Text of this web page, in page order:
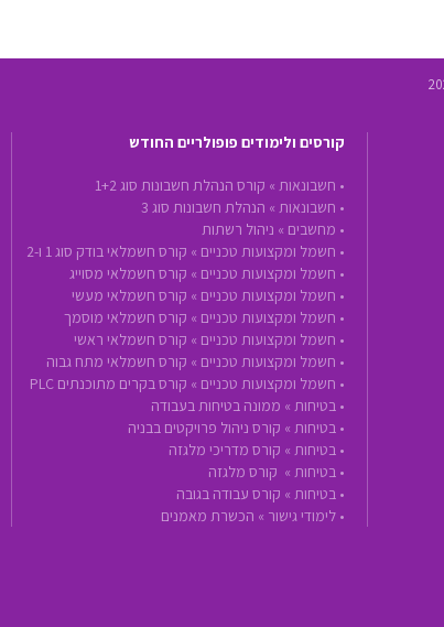
קורסים ולימודים פופולריים החודש
• חשבונאות » קורס הנהלת חשבונות סוג 1+2
• חשבונאות » הנהלת חשבונות סוג 3
• מחשבים » ניהול רשתות
• חשמל ומקצועות טכניים » קורס חשמלאי בודק סוג 1 ו-2
• חשמל ומקצועות טכניים » קורס חשמלאי מסוייג
• חשמל ומקצועות טכניים » קורס חשמלאי מעשי
• חשמל ומקצועות טכניים » קורס חשמלאי מוסמך
• חשמל ומקצועות טכניים » קורס חשמלאי ראשי
• חשמל ומקצועות טכניים » קורס חשמלאי מתח גבוה
• חשמל ומקצועות טכניים » קורס בקרים מתוכנתים PLC
• בטיחות » ממונה בטיחות בעבודה
• בטיחות » קורס ניהול פרויקטים בבניה
• בטיחות » קורס מדריכי מלגזה
• בטיחות » קורס מלגזה
• בטיחות » קורס עבודה בגובה
• לימודי גישור » הכשרת מאמנים